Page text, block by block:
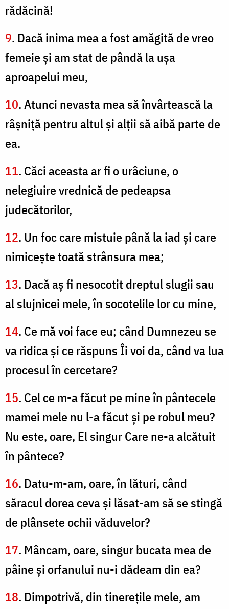
rădăcină!
9. Dacă inima mea a fost amăgită de vreo
femeie şi am stat de pândă la uşa
aproapelui meu,
10. Atunci nevasta mea să învârtească la
râşniţă pentru altul şi alţii să aibă parte de
ea.
11. Căci aceasta ar fi o urâciune, o
nelegiuire vrednică de pedeapsa
judecătorilor,
12. Un foc care mistuie până la iad şi care
nimiceşte toată strânsura mea;
13. Dacă aş fi nesocotit dreptul slugii sau
al slujnicei mele, în socotelile lor cu mine,
14. Ce mă voi face eu; când Dumnezeu se
va ridica şi ce răspuns Îi voi da, când va lua
procesul în cercetare?
15. Cel ce m-a făcut pe mine în pântecele
mamei mele nu l-a făcut şi pe robul meu?
Nu este, oare, El singur Care ne-a alcătuit
în pântece?
16. Datu-m-am, oare, în lături, când
săracul dorea ceva şi lăsat-am să se stingă
de plânsete ochii văduvelor?
17. Mâncam, oare, singur bucata mea de
pâine şi orfanului nu-i dădeam din ea?
18. Dimpotrivă, din tinereţile mele, am